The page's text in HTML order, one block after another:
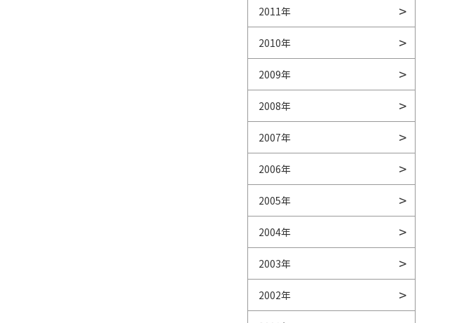
2011年
2010年
2009年
2008年
2007年
2006年
2005年
2004年
2003年
2002年